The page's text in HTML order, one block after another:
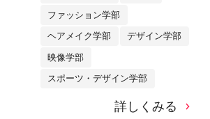
ファッション学部
ヘアメイク学部 デザイン学部
映像学部
スポーツ・デザイン学部
詳しくみる